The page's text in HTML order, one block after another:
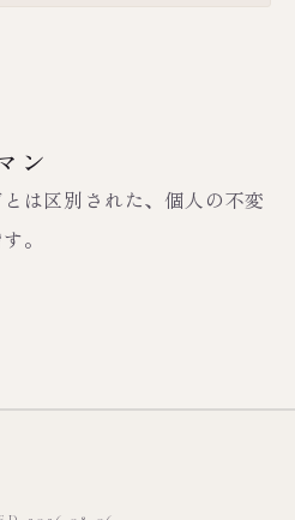
ン
は区別された、個人の不変
。